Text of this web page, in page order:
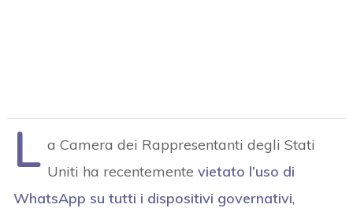
L a Camera dei Rappresentanti degli Stati
Uniti ha recentementevietato l’uso di
WhatsApp su tutti i dispositivi governativi,